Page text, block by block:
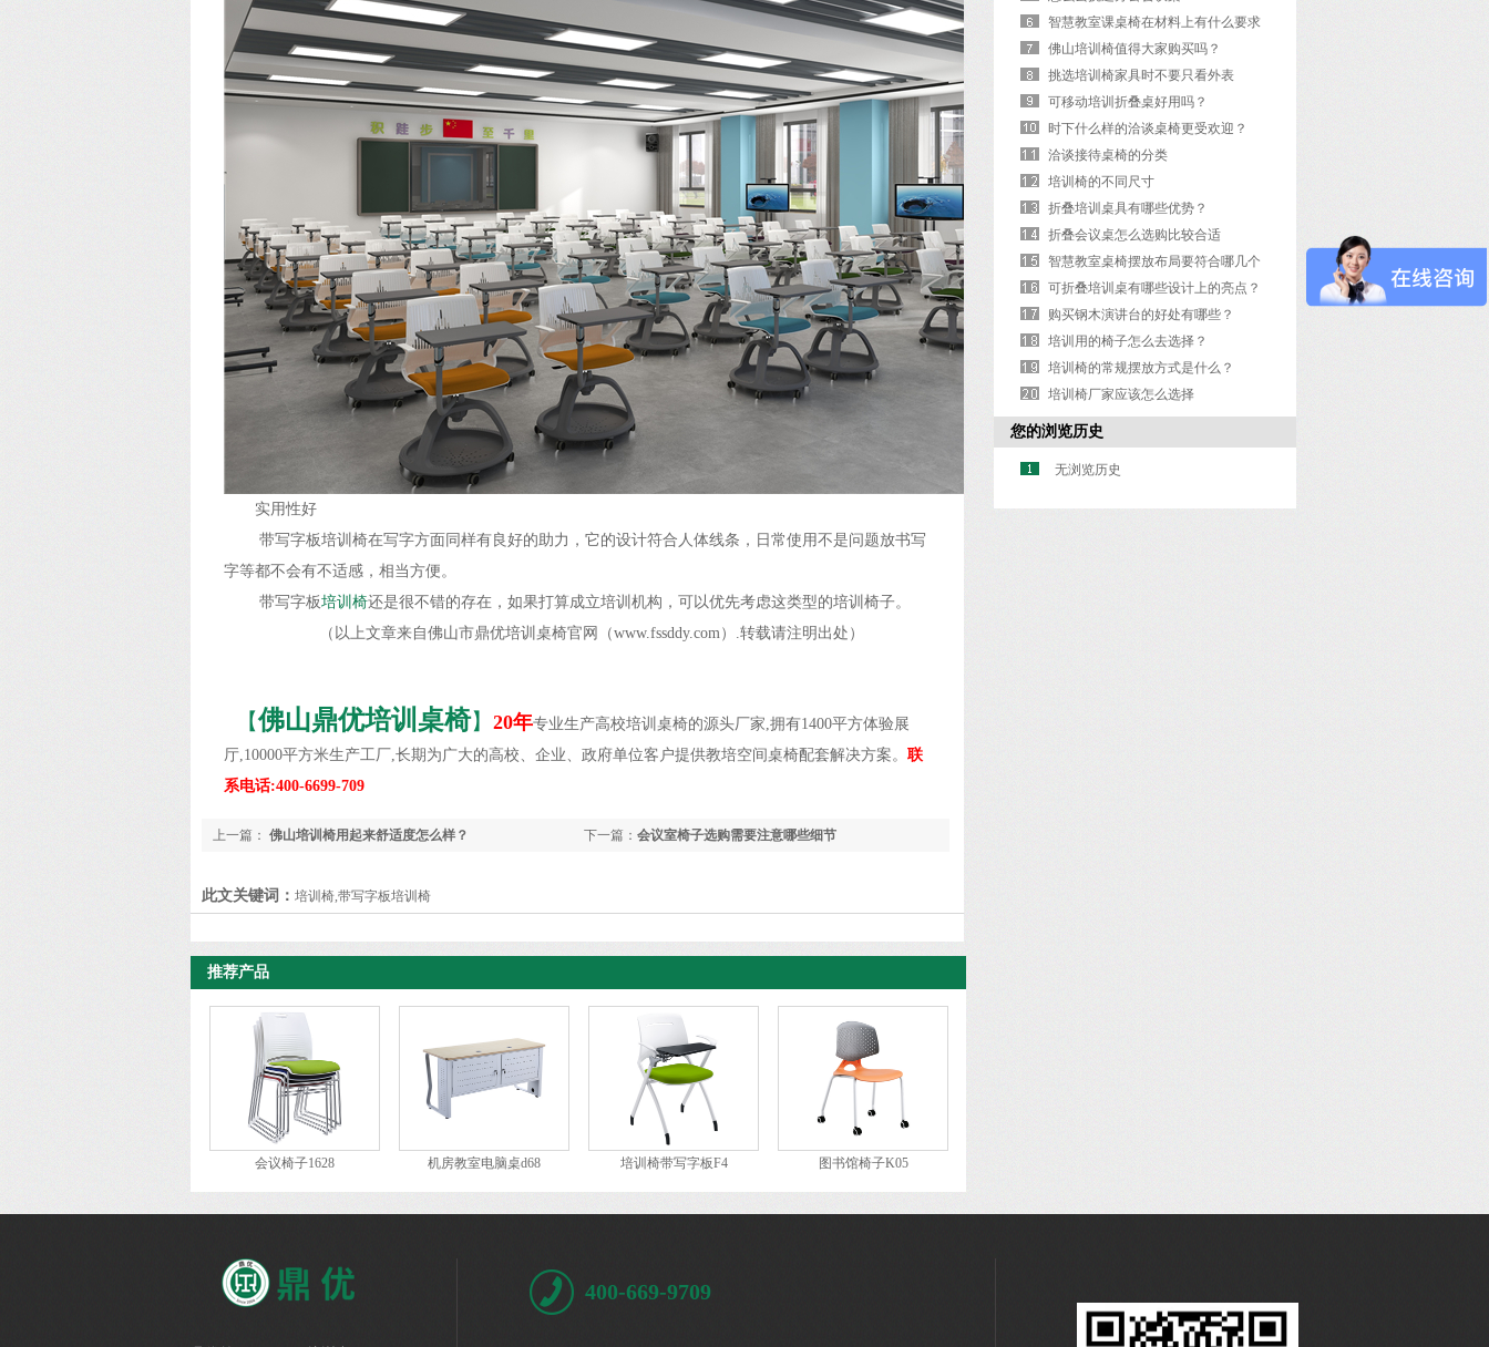
实用性好
带写字板培训椅在写字方面同样有良好的助力，它的设计符合人体线条，日常使用不是问题放书写
字等都不会有不适感，相当方便。
带写字板培训椅还是很不错的存在，如果打算成立培训机构，可以优先考虑这类型的培训椅子。
（以上文章来自佛山市鼎优培训桌椅官网（www.fssddy.com）.转载请注明出处）
【佛山鼎优培训桌椅】 20年专业生产高校培训桌椅的源头厂家,拥有1400平方体验展
厅,10000平方米生产工厂,长期为广大的高校、企业、政府单位客户提供教培空间桌椅配套解决方案。 联
系电话:400-6699-709
下一篇： 会议室椅子选购需要注意哪些细节
上一篇： 佛山培训椅用起来舒适度怎么样？
此文关键词： 培训椅,带写字板培训椅
推荐产品
会议椅子1628 机房教室电脑桌d68 培训椅带写字板F4 图书馆椅子K05
智慧教室课桌椅在材料上有什么要求
吗？
佛山培训椅值得大家购买吗？
挑选培训椅家具时不要只看外表
可移动培训折叠桌好用吗？
时下什么样的洽谈桌椅更受欢迎？
洽谈接待桌椅的分类
培训椅的不同尺寸
折叠培训桌具有哪些优势？
折叠会议桌怎么选购比较合适
智慧教室桌椅摆放布局要符合哪几个
原则？
可折叠培训桌有哪些设计上的亮点？
购买钢木演讲台的好处有哪些？
培训用的椅子怎么去选择？
培训椅的常规摆放方式是什么？
培训椅厂家应该怎么选择
您的浏览历史
无浏览历史
400-669-9709